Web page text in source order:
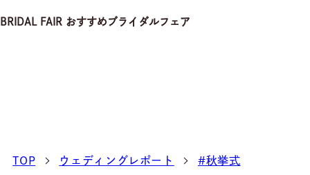
BRIDAL FAIR おすすめブライダルフェア
TOP ウェディングレポート #秋挙式